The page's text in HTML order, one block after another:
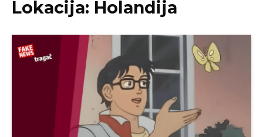
Lokacija: Holandija